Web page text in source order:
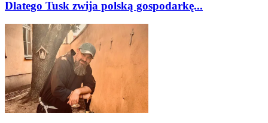
Dlatego Tusk zwija polską gospodarkę...